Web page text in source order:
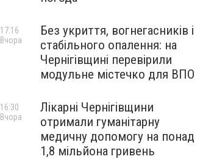
Без укриття, вогнегасників і
стабільного опалення: на
Чернігівщині перевірили
модульне містечко для ВПО
17:16
Вчора
Лікарні Чернігівщини
отримали гуманітарну
медичну допомогу на понад
1,8 мільйона гривень
16:30
Вчора